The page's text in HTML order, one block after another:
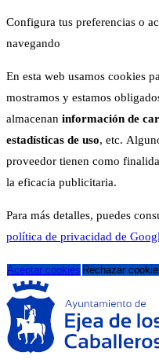
Configura tus preferencias o
navegando
En esta web usamos cookies
mostramos y estamos
almacenan información de
estadísticas de uso, etc.
proveedor tienen como
la eficacia publicitaria.
Para más detalles, puedes
política de privacidad de
Aceptar cookies Rechazar